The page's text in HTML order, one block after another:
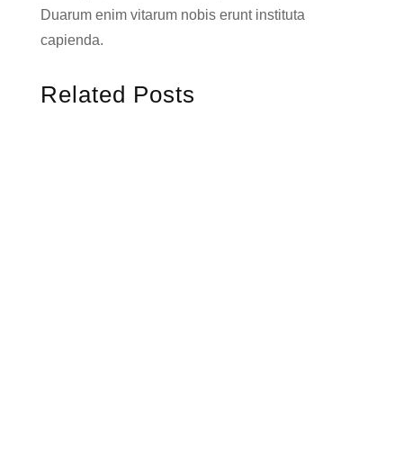
Duarum enim vitarum nobis erunt instituta
capienda.
Related Posts